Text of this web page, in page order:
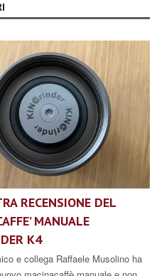
RECENSIONE DEL
MANUALE
K4
e collega Raffaele Musolino ha